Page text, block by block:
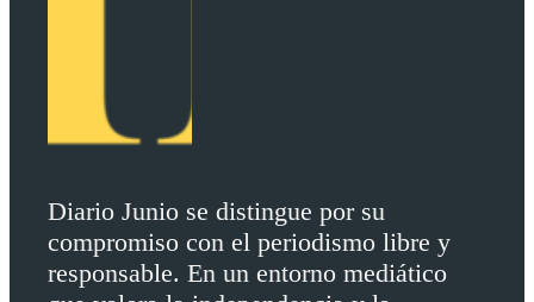
Diario Junio se distingue por su
compromiso con el periodismo libre y
responsable. En un entorno mediático